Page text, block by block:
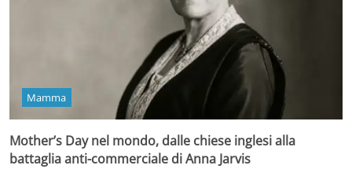
Mamma
Mother’s Day nel mondo, dalle chiese inglesi alla
battaglia anti-commerciale di Anna Jarvis